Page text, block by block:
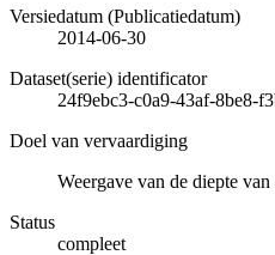
Versiedatum (Publicatiedatum)
2014-06-30
Dataset(serie) identificator
24f9ebc3-c0a9-43af-8be8-
Doel van vervaardiging
Weergave van de diepte
Status
compleet